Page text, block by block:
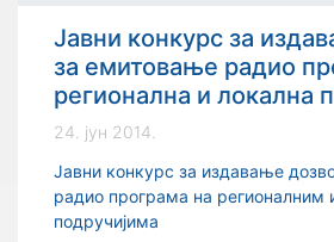
Јавни конкурс за
за емитовање радио
регионална и локална
24. јун 2014.
Јавни конкурс за издавање
радио програма на регионалним
подручијима